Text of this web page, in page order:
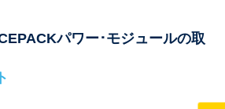
パワー･モジュールの取